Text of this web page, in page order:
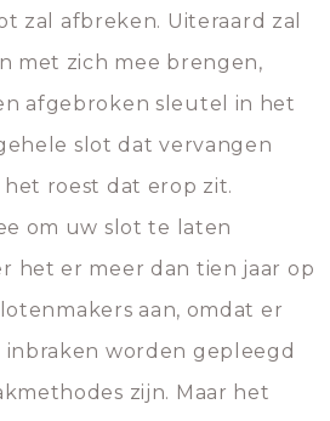
zal afbreken. Uiteraard zal
met zich mee brengen,
afgebroken sleutel in het
slot dat vervangen
roest dat erop zit.
om uw slot te laten
het er meer dan tien jaar op
aan, omdat er
worden gepleegd
zijn. Maar het